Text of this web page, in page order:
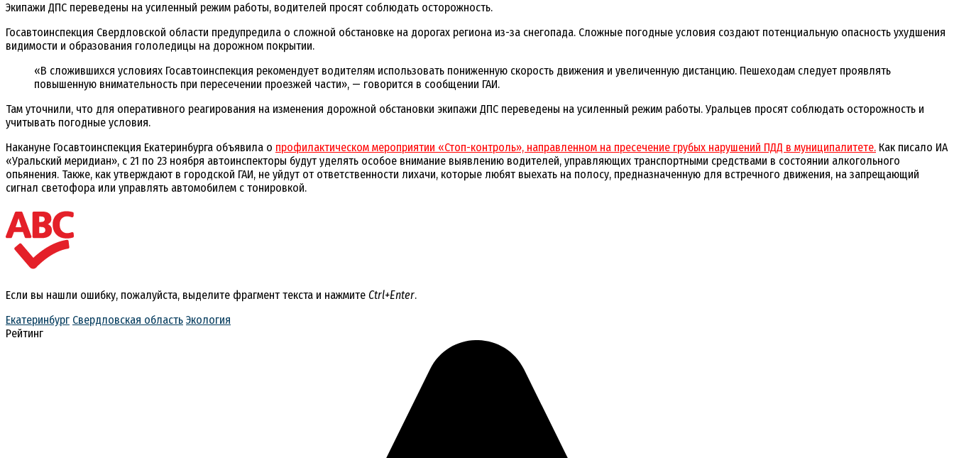
Экипажи ДПС переведены на усиленный режим работы, водителей просят соблюдать осторожность.
Госавтоинспекция Свердловской области предупредила о сложной обстановке на дорогах региона из-за снегопада. Сложные погодные условия создают потенциальную опасность ухудшения
видимости и образования гололедицы на дорожном покрытии.
«В сложившихся условиях Госавтоинспекция рекомендует водителям использовать пониженную скорость движения и увеличенную дистанцию. Пешеходам следует проявлять
повышенную внимательность при пересечении проезжей части», — говорится в сообщении ГАИ.
Там уточнили, что для оперативного реагирования на изменения дорожной обстановки экипажи ДПС переведены на усиленный режим работы. Уральцев просят соблюдать осторожность и
учитывать погодные условия.
Накануне Госавтоинспекция Екатеринбурга объявила о профилактическом мероприятии «Стоп-контроль», направленном на пресечение грубых нарушений ПДД в муниципалитете. Как писало ИА
«Уральский меридиан», с 21 по 23 ноября автоинспекторы будут уделять особое внимание выявлению водителей, управляющих транспортными средствами в состоянии алкогольного
опьянения. Также, как утверждают в городской ГАИ, не уйдут от ответственности лихачи, которые любят выехать на полосу, предназначенную для встречного движения, на запрещающий
сигнал светофора или управлять автомобилем с тонировкой.
Если вы нашли ошибку, пожалуйста, выделите фрагмент текста и нажмите Ctrl+Enter.
Екатеринбург Свердловская область Экология
Рейтинг